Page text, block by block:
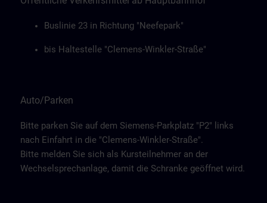
Buslinie 23 in Richtung "Neefepark"
bis Haltestelle "Clemens-Winkler-Straße"
Auto/Parken
Bitte parken Sie auf dem Siemens-Parkplatz "P2" links
nach Einfahrt in die "Clemens-Winkler-Straße".
Bitte melden Sie sich als Kursteilnehmer an der
Wechselsprechanlage, damit die Schranke geöffnet wird.